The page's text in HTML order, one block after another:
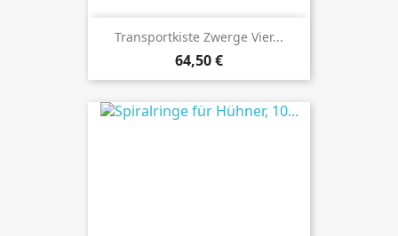
Transportkiste Zwerge Vier...
Preis
64,50 €